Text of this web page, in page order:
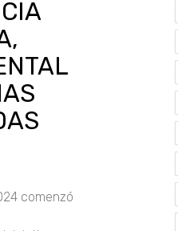
comenzó